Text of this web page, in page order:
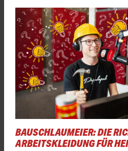
BAUSCHLAUMEIER: DIE
ARBEITSKLEIDUNG FÜR